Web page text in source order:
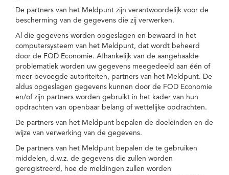
De partners van het Meldpunt zijn verantwoordelijk voor de
bescherming van de gegevens die zij verwerken.
Al die gegevens worden opgeslagen en bewaard in het
computersysteem van het Meldpunt, dat wordt beheerd
door de FOD Economie. Afhankelijk van de aangehaalde
problematiek worden uw gegevens meegedeeld aan één of
meer bevoegde autoriteiten, partners van het Meldpunt. De
aldus opgeslagen gegevens kunnen door de FOD Economie
en/of zijn partners worden gebruikt in het kader van hun
opdrachten van openbaar belang of wettelijke opdrachten.
De partners van het Meldpunt bepalen de doeleinden en de
wijze van verwerking van de gegevens.
De partners van het Meldpunt bepalen de te gebruiken
middelen, d.w.z. de gegevens die zullen worden
geregistreerd, hoe de meldingen zullen worden